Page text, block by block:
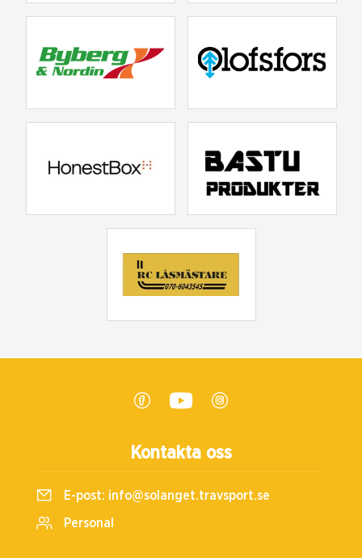
Kontakta oss
E-post: info@solanget.travsport.se
Personal